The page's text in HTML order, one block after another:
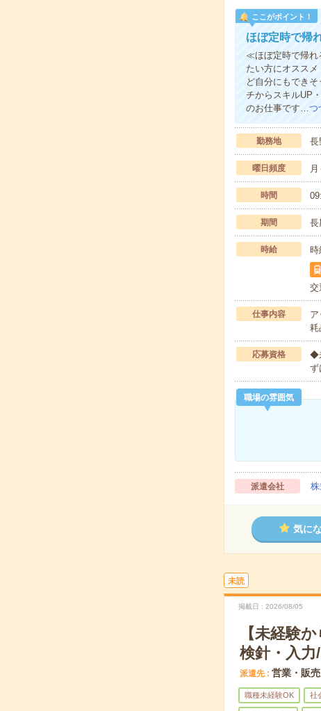
ここがポイント！
ほぼ定時で帰
≪ほぼ定時で帰れ
たい方にオスス
ど自分にもでき
チからスキルUP
のお仕事です…つ
勤務地 長
曜日頻度
時間
期間 長
時給 時
交
仕事内容
耗
応募資格
◆
ず
職場の雰囲気
派遣会社
気に
未読
掲載日 2026/08/05
【未経験
検針・入
派遣先 営業・販
職種未経験OK 社